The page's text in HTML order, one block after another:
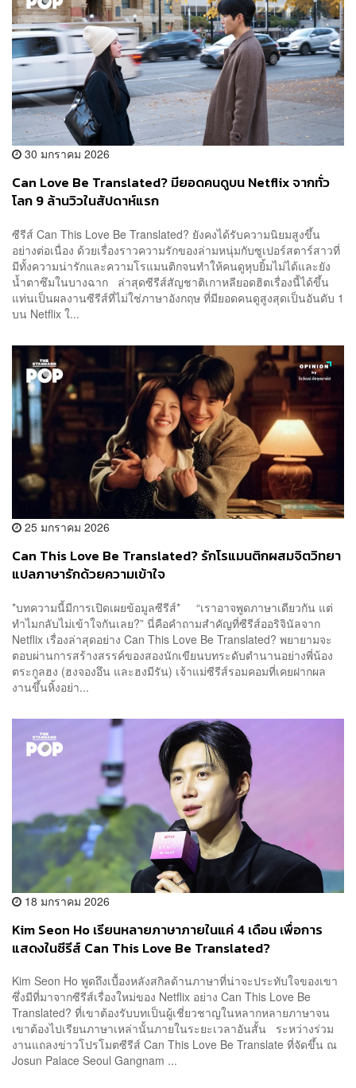
30 มกราคม 2026
Can Love Be Translated? มียอดคนดูบน Netflix จากทั่ว
โลก 9 ล้านวิวในสัปดาห์แรก
ซีรีส์ Can This Love Be Translated? ยังคงได้รับความนิยมสูงขึ้น
อย่างต่อเนื่อง ด้วยเรื่องราวความรักของล่ามหนุ่มกับซูเปอร์สตาร์สาวที่
มีทั้งความน่ารักและความโรแมนติกจนทำให้คนดูหุบยิ้มไม่ได้และยัง
น้ำตาซึมในบางฉาก ล่าสุดซีรีส์สัญชาติเกาหลียอดฮิตเรื่องนี้ได้ขึ้น
แท่นเป็นผลงานซีรีส์ที่ไม่ใช่ภาษาอังกฤษ ที่มียอดคนดูสูงสุดเป็นอันดับ 1
บน Netflix ใ...
25 มกราคม 2026
Can This Love Be Translated? รักโรแมนติกผสมจิตวิทยา
แปลภาษารักด้วยความเข้าใจ
*บทความนี้มีการเปิดเผยข้อมูลซีรีส์* “เราอาจพูดภาษาเดียวกัน แต่
ทำไมกลับไม่เข้าใจกันเลย?” นี่คือคำถามสำคัญที่ซีรีส์ออริจินัลจาก
Netflix เรื่องล่าสุดอย่าง Can This Love Be Translated? พยายามจะ
ตอบผ่านการสร้างสรรค์ของสองนักเขียนบทระดับตำนานอย่างพี่น้อง
ตระกูลฮง (ฮงจองอึน และฮงมีรัน) เจ้าแม่ซีรีส์รอมคอมที่เคยฝากผล
งานขึ้นหิ้งอย่า...
18 มกราคม 2026
Kim Seon Ho เรียนหลายภาษาภายในแค่ 4 เดือน เพื่อการ
แสดงในซีรีส์ Can This Love Be Translated?
Kim Seon Ho พูดถึงเบื้องหลังสกิลด้านภาษาที่น่าจะประทับใจของเขา
ซึ่งมีที่มาจากซีรีส์เรื่องใหม่ของ Netflix อย่าง Can This Love Be
Translated? ที่เขาต้องรับบทเป็นผู้เชี่ยวชาญในหลากหลายภาษาจน
เขาต้องไปเรียนภาษาเหล่านั้นภายในระยะเวลาอันสั้น ระหว่างร่วม
งานแถลงข่าวโปรโมตซีรีส์ Can This Love Be Translate ที่จัดขึ้น ณ
Josun Palace Seoul Gangnam ...